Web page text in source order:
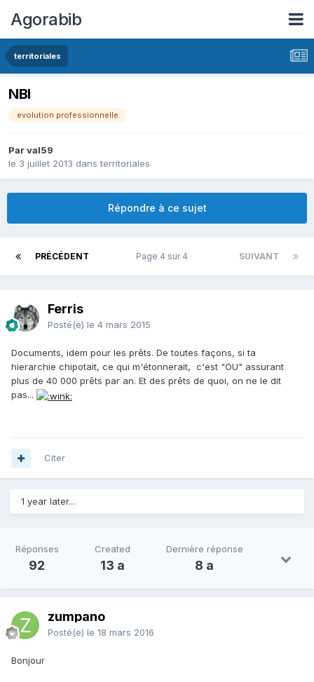
Agorabib
territoriales
NBI
evolution professionnelle
Par val59
le 3 juillet 2013 dansterritoriales
Répondre à ce sujet
PRÉCÉDENT SUIVANT
Page 4 sur 4
Ferris
Posté(e) le 4 mars 2015
Documents, idem pour les prêts. De toutes façons, si ta
hierarchie chipotait, ce qui m'étonnerait, c'est "OU" assurant
plus de 40 000 prêts par an. Et des prêts de quoi, on ne le dit
pas...
Citer
1 year later...
Réponses
92
Created
13 a
Dernière réponse
8 a
zumpano
Posté(e) le 18 mars 2016
Bonjour